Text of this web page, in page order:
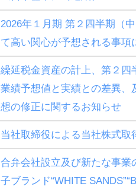
2026年１月期 第２四半期（
て高い関心が予想される事項
繰延税金資産の計上、第２四
業績予想値と実績との差異、
想の修正に関するお知らせ
当社取締役による当社株式取
合弁会社設立及び新たな事業
子ブランド“WHITE